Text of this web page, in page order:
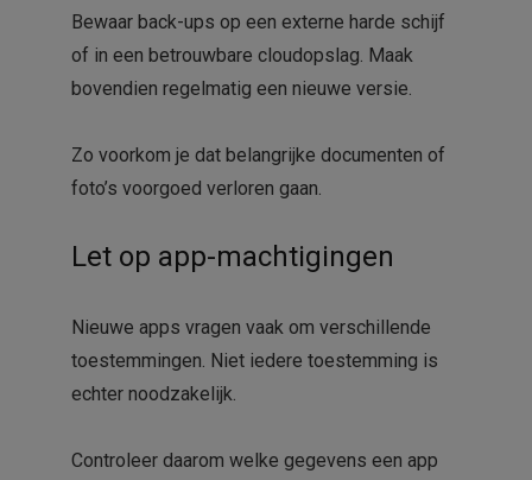
Bewaar back-ups op een externe harde schijf
of in een betrouwbare cloudopslag. Maak
bovendien regelmatig een nieuwe versie.
Zo voorkom je dat belangrijke documenten of
foto’s voorgoed verloren gaan.
Let op app-machtigingen
Nieuwe apps vragen vaak om verschillende
toestemmingen. Niet iedere toestemming is
echter noodzakelijk.
Controleer daarom welke gegevens een app